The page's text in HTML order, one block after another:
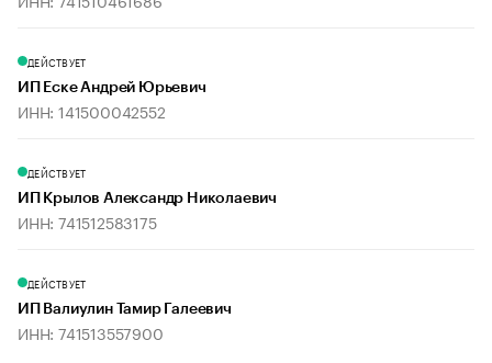
ДЕЙСТВУЕТ
ИП Еске Андрей Юрьевич
ИНН: 141500042552
ДЕЙСТВУЕТ
ИП Крылов Александр Николаевич
ИНН: 741512583175
ДЕЙСТВУЕТ
ИП Валиулин Тамир Галеевич
ИНН: 741513557900